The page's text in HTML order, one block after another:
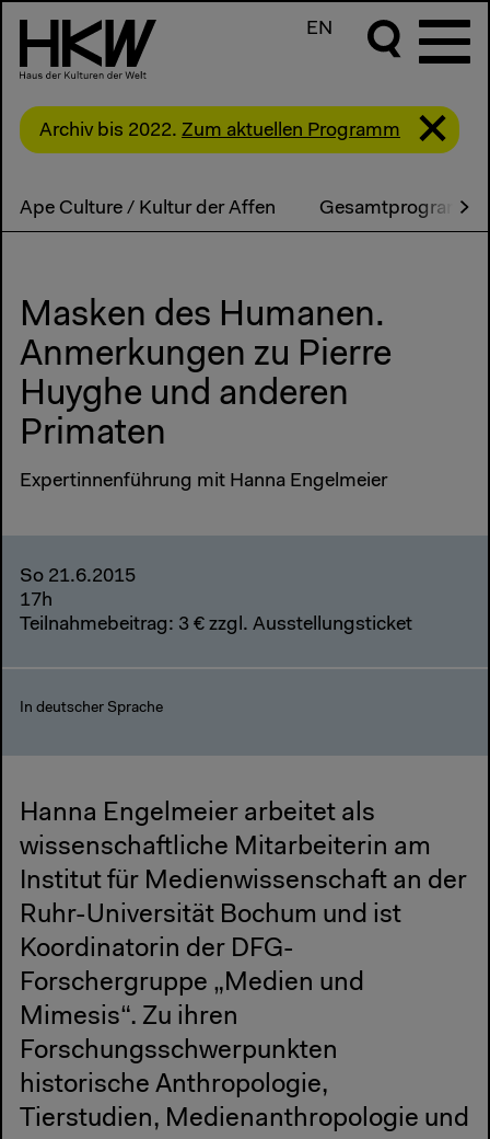
EN
Archiv bis 2022. Zum aktuellen Programm
Ape Culture / Kultur der Affen Gesamtprogramm
Masken des Humanen.
Anmerkungen zu Pierre
Huyghe und anderen
Primaten
Expertinnenführung mit Hanna Engelmeier
So 21.6.2015
17h
Teilnahmebeitrag: 3 € zzgl. Ausstellungsticket
In deutscher Sprache
Hanna Engelmeier arbeitet als
wissenschaftliche Mitarbeiterin am
Institut für Medienwissenschaft an der
Ruhr-Universität Bochum und ist
Koordinatorin der DFG-
Forschergruppe „Medien und
Mimesis“. Zu ihren
Forschungsschwerpunkten
historische Anthropologie,
Tierstudien, Medienanthropologie und